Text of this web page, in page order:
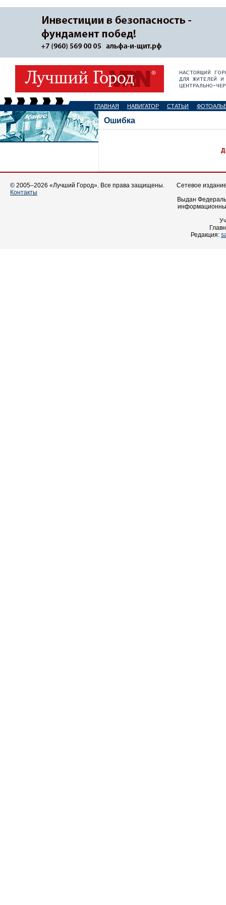
ГЛАВНАЯ НАВИГАТОР СТАТЬИ
Ошибка
© 2005–2026 «Лучший Город». Все права защищены.
Контакты
Сетевое
Выдан
Редакция: